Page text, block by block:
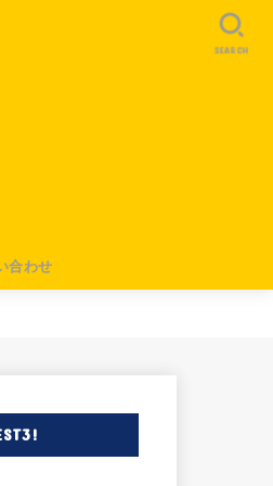
合わせ
SEARCH